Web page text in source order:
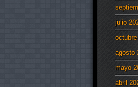
julio
agosto
mayo
abril